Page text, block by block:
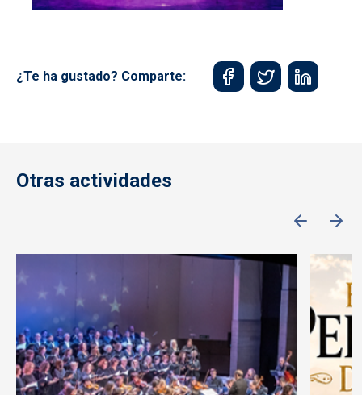
¿Te ha gustado? Comparte:
Otras actividades